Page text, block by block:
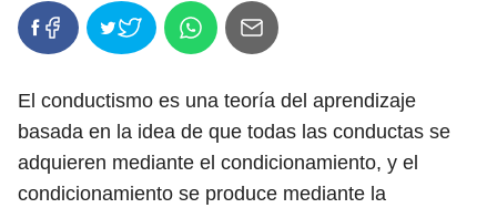
El conductismo es una teoría del aprendizaje
basada en la idea de que todas las conductas se
adquieren mediante el condicionamiento, y el
condicionamiento se produce mediante la